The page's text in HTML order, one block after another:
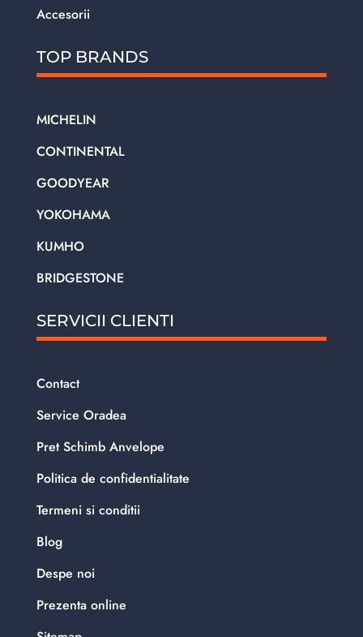
Accesorii
TOP BRANDS
MICHELIN
CONTINENTAL
GOODYEAR
YOKOHAMA
KUMHO
BRIDGESTONE
SERVICII CLIENTI
Contact
Service Oradea
Pret Schimb Anvelope
Politica de confidentialitate
Termeni si conditii
Blog
Despe noi
Prezenta online